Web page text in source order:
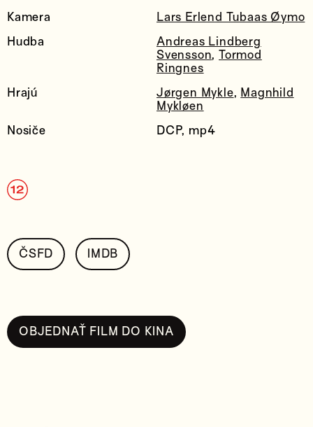
Kamera
Lars Erlend Tubaas Øymo
Hudba
Andreas Lindberg
Svensson,Tormod
Ringnes
Hrajú
Jørgen Mykle, Magnhild
Mykløen
Nosiče
DCP, mp4
ČSFD IMDB
OBJEDNAŤ FILM DO KINA